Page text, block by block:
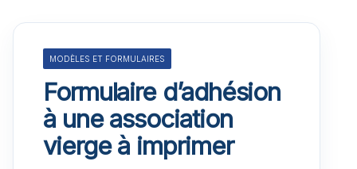
MODÈLES ET FORMULAIRES
Formulaire d’adhésion
à une association
vierge à imprimer